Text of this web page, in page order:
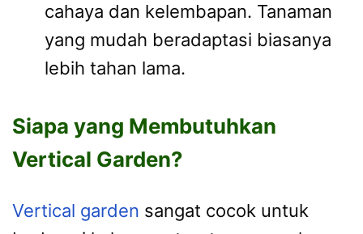
cahaya dan kelembapan. Tanaman
yang mudah beradaptasi biasanya
lebih tahan lama.
Siapa yang Membutuhkan
Vertical Garden?
Vertical garden sangat cocok untuk